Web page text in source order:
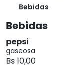
Bebidas
Bebidas
pepsi
gaseosa
Bs 10,00